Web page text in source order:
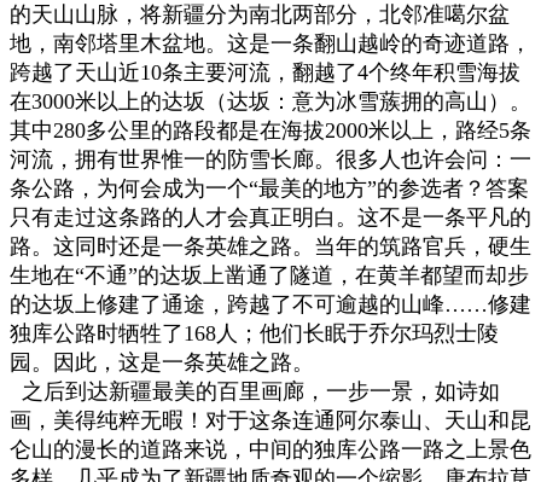
的天山山脉，将新疆分为南北两部分，北邻准噶尔盆
地，南邻塔里木盆地。这是一条翻山越岭的奇迹道路，
跨越了天山近10条主要河流，翻越了4个终年积雪海拔
在3000米以上的达坂（达坂：意为冰雪蔟拥的高山）。
其中280多公里的路段都是在海拔2000米以上，路经5条
河流，拥有世界惟一的防雪长廊。很多人也许会问：一
条公路，为何会成为一个“最美的地方”的参选者？答案
只有走过这条路的人才会真正明白。这不是一条平凡的
路。这同时还是一条英雄之路。当年的筑路官兵，硬生
生地在“不通”的达坂上凿通了隧道，在黄羊都望而却步
的达坂上修建了通途，跨越了不可逾越的山峰……修建
独库公路时牺牲了168人；他们长眠于乔尔玛烈士陵
园。因此，这是一条英雄之路。
之后到达新疆最美的百里画廊，一步一景，如诗如
画，美得纯粹无暇！对于这条连通阿尔泰山、天山和昆
仑山的漫长的道路来说，中间的独库公路一路之上景色